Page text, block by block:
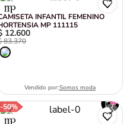
INFANTIL FEMENINO
MP 111115
12.600
83.370
Vendido por:Somos moda
-50%